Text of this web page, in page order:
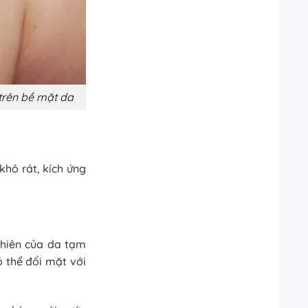
bề mặt da
rát, kích ứng
của da tạm
thể đối mặt với